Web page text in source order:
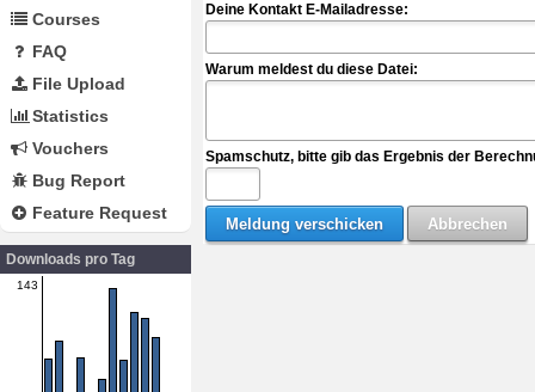
Courses
FAQ
File Upload
Statistics
Vouchers
Bug Report
Feature Request
Downloads pro Tag
143
Deine Kontakt E-Mailadresse:
Warum meldest du diese Datei:
Spamschutz, bitte gib das Ergebnis der